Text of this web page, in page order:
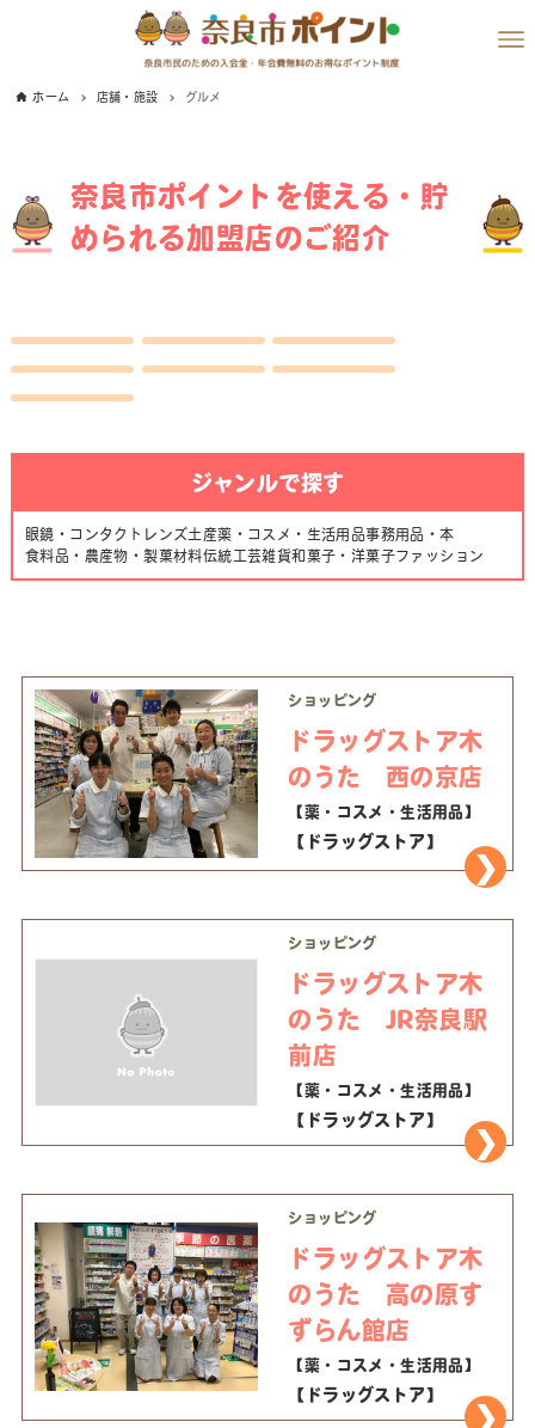
ホーム 店舗・施設 グルメ
奈良市ポイントを使える・貯
められる加盟店のご紹介
ジャンルで探す
眼鏡・コンタクトレンズ土産薬・コスメ・生活用品事務用品・本
食料品・農産物・製菓材料伝統工芸雑貨和菓子・洋菓子ファッション
ショッピング
ドラッグストア木
のうた 西の京店
【薬・コスメ・生活用品】
【ドラッグストア】
ショッピング
ドラッグストア木
のうた JR奈良駅
前店
【薬・コスメ・生活用品】
【ドラッグストア】
ショッピング
ドラッグストア木
のうた 高の原す
ずらん館店
【薬・コスメ・生活用品】
【ドラッグストア】